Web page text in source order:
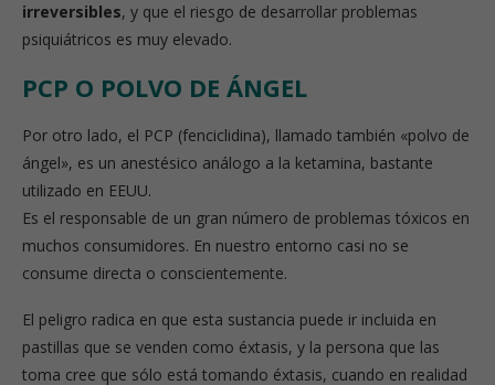
irreversibles, y que el riesgo de desarrollar problemas
psiquiátricos es muy elevado.
PCP O POLVO DE ÁNGEL
Por otro lado, el PCP (fenciclidina), llamado también «polvo de
ángel», es un anestésico análogo a la ketamina, bastante
utilizado en EEUU.
Es el responsable de un gran número de problemas tóxicos en
muchos consumidores. En nuestro entorno casi no se
consume directa o conscientemente.
El peligro radica en que esta sustancia puede ir incluida en
pastillas que se venden como éxtasis, y la persona que las
toma cree que sólo está tomando éxtasis, cuando en realidad